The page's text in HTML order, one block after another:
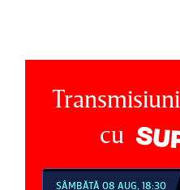
cu
SÂMBĂTĂ 08 AUG, 21:30